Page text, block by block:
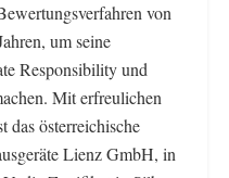
von
um seine
Responsibility und
Mit erfreulichen
das österreichische
Lienz GmbH, in